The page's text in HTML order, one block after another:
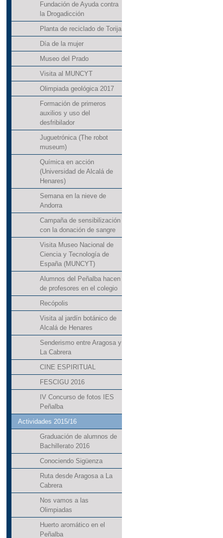
Fundación de Ayuda contra
la Drogadicción
Planta de reciclado de Torija
Día de la mujer
Museo del Prado
Visita al MUNCYT
Olimpiada geológica 2017
Formación de primeros
auxilios y uso del
desfribilador
Juguetrónica (The robot
museum)
Química en acción
(Universidad de Alcalá de
Henares)
Semana en la nieve de
Andorra
Campaña de sensibilización
con la donación de sangre
Visita Museo Nacional de
Ciencia y Tecnología de
España (MUNCYT)
Alumnos del Peñalba hacen
de profesores en el colegio
Recópolis
Visita al jardín botánico de
Alcalá de Henares
Senderismo entre Aragosa y
La Cabrera
CINE ESPIRITUAL
FESCIGU 2016
IV Concurso de fotos IES
Peñalba
Actividades 2015/16
Graduación de alumnos de
Bachillerato 2016
Conociendo Sigüenza
Ruta desde Aragosa a La
Cabrera
Nos vamos a las
Olimpiadas
Huerto aromático en el
Peñalba